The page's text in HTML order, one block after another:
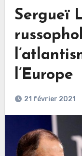
Sergueï
l’Europe
21 février 2021